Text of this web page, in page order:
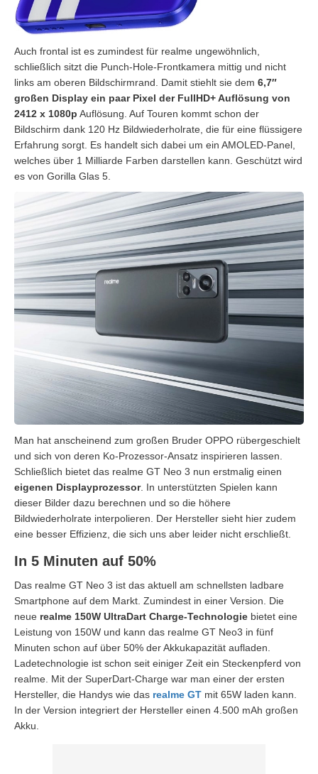
Auch frontal ist es zumindest für realme ungewöhnlich,
schließlich sitzt die Punch-Hole-Frontkamera mittig und nicht
links am oberen Bildschirmrand. Damit stiehlt sie dem 6,7″
großen Display ein paar Pixel der FullHD+ Auflösung von
2412 x 1080p Auflösung. Auf Touren kommt schon der
Bildschirm dank 120 Hz Bildwiederholrate, die für eine flüssigere
Erfahrung sorgt. Es handelt sich dabei um ein AMOLED-Panel,
welches über 1 Milliarde Farben darstellen kann. Geschützt wird
es von Gorilla Glas 5.
Man hat anscheinend zum großen Bruder OPPO rübergeschielt
und sich von deren Ko-Prozessor-Ansatz inspirieren lassen.
Schließlich bietet das realme GT Neo 3 nun erstmalig einen
eigenen Displayprozessor. In unterstützten Spielen kann
dieser Bilder dazu berechnen und so die höhere
Bildwiederholrate interpolieren. Der Hersteller sieht hier zudem
eine besser Effizienz, die sich uns aber leider nicht erschließt.
In 5 Minuten auf 50%
Das realme GT Neo 3 ist das aktuell am schnellsten ladbare
Smartphone auf dem Markt. Zumindest in einer Version. Die
neue realme 150W UltraDart Charge-Technologie bietet eine
Leistung von 150W und kann das realme GT Neo3 in fünf
Minuten schon auf über 50% der Akkukapazität aufladen.
Ladetechnologie ist schon seit einiger Zeit ein Steckenpferd von
realme. Mit der SuperDart-Charge war man einer der ersten
Hersteller, die Handys wie das realme GT mit 65W laden kann.
In der Version integriert der Hersteller einen 4.500 mAh großen
Akku.